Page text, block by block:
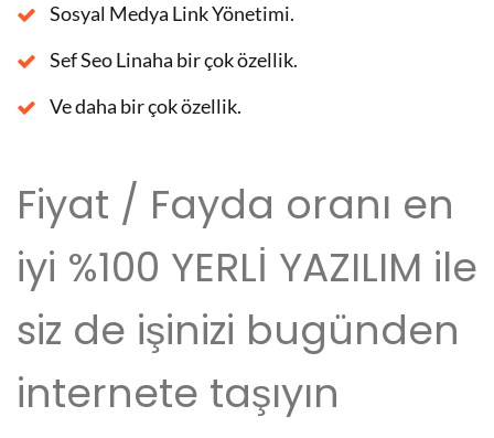
Sosyal Medya Link Yönetimi.
Sef Seo Linaha bir çok özellik.
Ve daha bir çok özellik.
Fiyat / Fayda oranı en
iyi %100 YERLİ YAZILIM ile
siz de işinizi bugünden
internete taşıyın